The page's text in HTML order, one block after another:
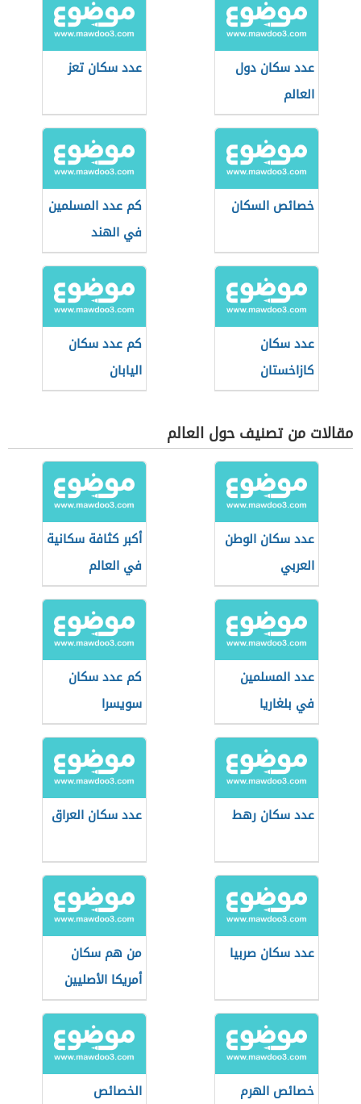
عدد سكان دول
العالم
عدد سكان تعز
خصائص السكان
كم عدد المسلمين
في الهند
عدد سكان
كازاخستان
كم عدد سكان
اليابان
مقالات من تصنيف حول العالم
عدد سكان الوطن
العربي
أكبر كثافة سكانية
في العالم
عدد المسلمين
في بلغاريا
كم عدد سكان
سويسرا
عدد سكان رهط عدد سكان العراق
عدد سكان صربيا
من هم سكان
أمريكا الأصليين
خصائص الهرم
الخصائص